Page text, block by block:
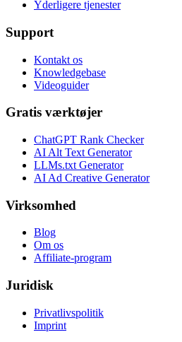
Yderligere tjenester
Support
Kontakt os
Knowledgebase
Videoguider
Gratis værktøjer
ChatGPT Rank Checker
AI Alt Text Generator
LLMs.txt Generator
AI Ad Creative Generator
Virksomhed
Blog
Om os
Affiliate-program
Juridisk
Privatlivspolitik
Imprint